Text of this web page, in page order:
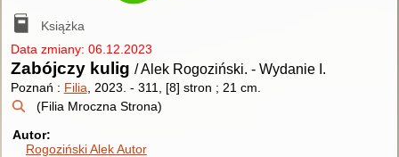
Książka
Data zmiany: 06.12.2023
Zabójczy kulig / Alek Rogoziński. - Wydanie I.
Poznań : Filia , 2023. - 311, [8] stron ; 21 cm.
(Filia Mroczna Strona)
Autor
Rogoziński AlekAutor